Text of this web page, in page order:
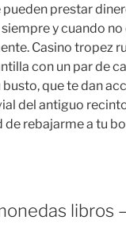
prestar
y cuando
Casino tropez
con un par de
busto, que te dan
del antiguo
de rebajarme a tu
libros